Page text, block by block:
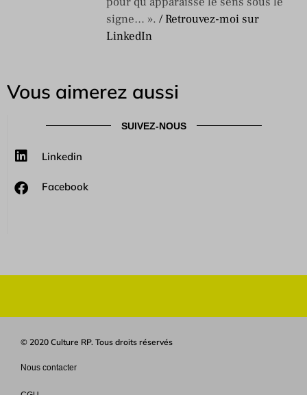
signe… ». / Retrouvez-moi sur
LinkedIn
Vous aimerez aussi
SUIVEZ-NOUS
Linkedin
Facebook
© 2020 Culture RP. Tous droits réservés
Nous contacter